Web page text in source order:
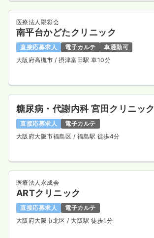
医療法人陽彩会
南平台かどたクリニック
直接応募求人 電子カルテ
車通勤可
大阪府高槻市/ 摂津富田駅 車10分
糖尿病・代謝内科 宮田クリニック
直接応募求人
電子カルテ
大阪府大阪市福島区 / 福島駅 徒歩4分
医療法人永成会
ARTクリニック
直接応募求人
電子カルテ
大阪府大阪市北区/ 大阪駅 徒歩1分